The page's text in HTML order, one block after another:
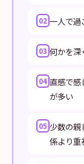
02 一人で過
03 何かを深
04 直感で感
が多い
05 少数の親
係より重